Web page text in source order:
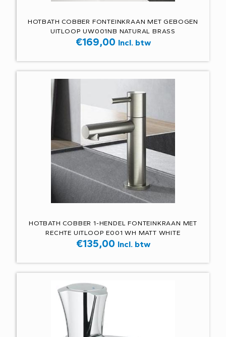
HOTBATH COBBER FONTEINKRAAN MET GEBOGEN
UITLOOP UW001NB NATURAL BRASS
€169,00 Incl. btw
HOTBATH COBBER 1-HENDEL FONTEINKRAAN MET
RECHTE UITLOOP E001 WH MATT WHITE
€135,00 Incl. btw